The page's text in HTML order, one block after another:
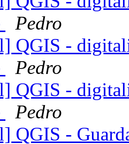
Pedro
QGIS -
Pedro
QGIS -
Pedro
QGIS -